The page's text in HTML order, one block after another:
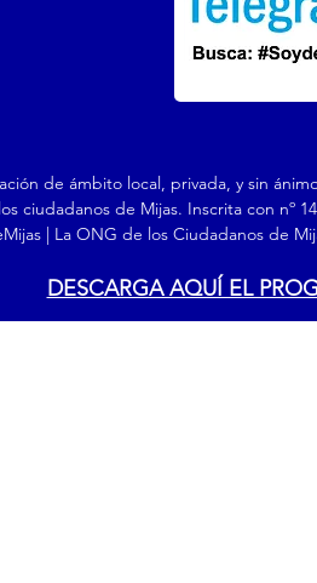
de ámbito local, privada, y sin
ciudadanos de Mijas. Inscrita con nº
| La ONG de los Ciudadanos de
DESCARGA AQUÍ EL